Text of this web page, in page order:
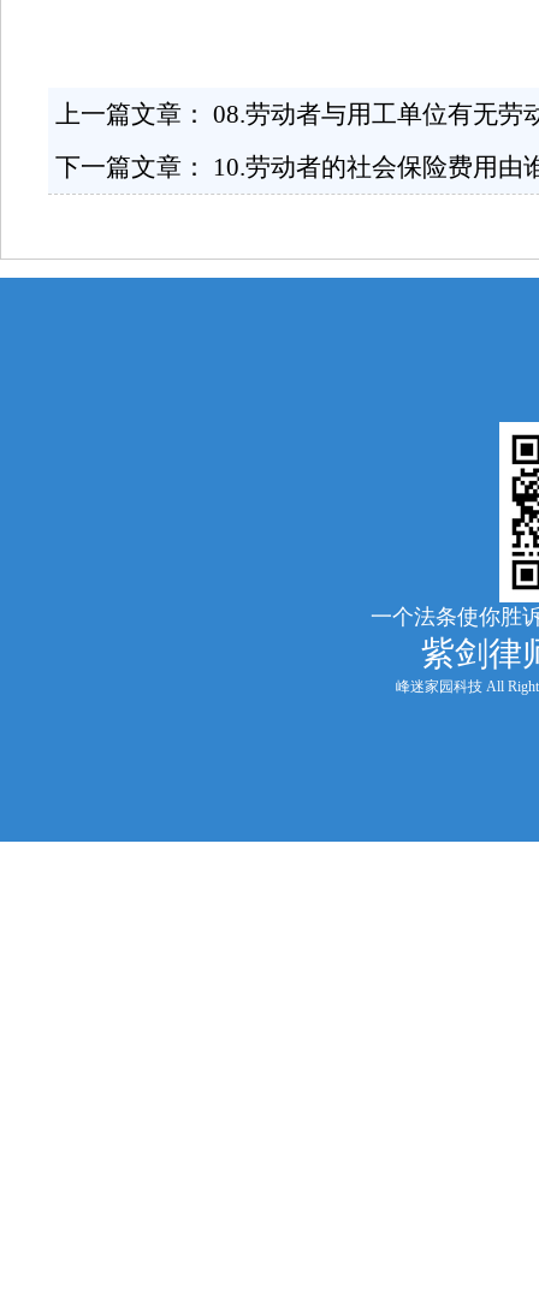
上一篇文章： 08.劳动者与用工单位有无劳
下一篇文章： 10.劳动者的社会保险费用由
一个法条使你胜
紫剑律
峰迷家园科技 All